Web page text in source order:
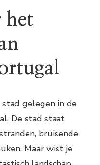
het
gelegen in de
De stad staat
bruisende
Maar wist je